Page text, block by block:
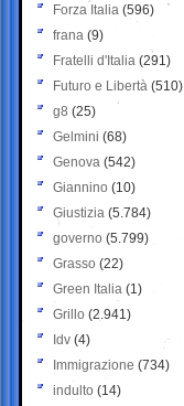
Forza Italia (596)
frana (9)
Fratelli d'Italia (291)
Futuro e Libertà (510)
g8 (25)
Gelmini (68)
Genova (542)
Giannino (10)
Giustizia (5.784)
governo (5.799)
Grasso (22)
Green Italia (1)
Grillo (2.941)
Idv (4)
Immigrazione (734)
indulto (14)